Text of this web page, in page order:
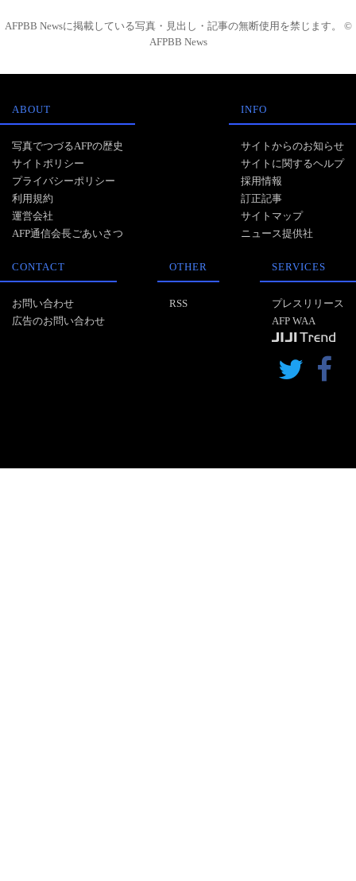
AFPBB Newsに掲載している写真・見出し・記事の無断使用を禁じます。 ©
AFPBB News
ABOUT
写真でつづるAFPの歴史
サイトポリシー
プライバシーポリシー
利用規約
運営会社
AFP通信会長ごあいさつ
INFO
サイトからのお知らせ
サイトに関するヘルプ
採用情報
訂正記事
サイトマップ
ニュース提供社
CONTACT
お問い合わせ
広告のお問い合わせ
OTHER
RSS
SERVICES
プレスリリース
AFP WAA